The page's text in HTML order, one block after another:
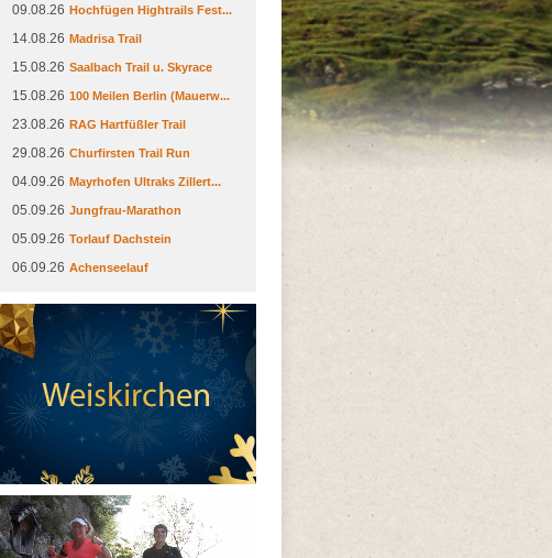
09.08.26 Hochfügen Hightrails Fest...
14.08.26 Madrisa Trail
15.08.26 Saalbach Trail u. Skyrace
15.08.26 100 Meilen Berlin (Mauerw...
23.08.26 RAG Hartfüßler Trail
29.08.26 Churfirsten Trail Run
04.09.26 Mayrhofen Ultraks Zillert...
05.09.26 Jungfrau-Marathon
05.09.26 Torlauf Dachstein
06.09.26 Achenseelauf